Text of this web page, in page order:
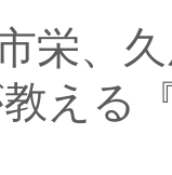
栄、
える